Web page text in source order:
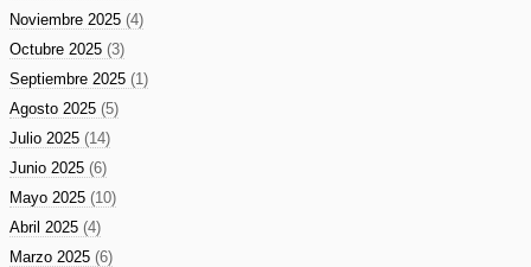
Noviembre 2025 (4)
Octubre 2025 (3)
Septiembre 2025 (1)
Agosto 2025 (5)
Julio 2025 (14)
Junio 2025 (6)
Mayo 2025 (10)
Abril 2025 (4)
Marzo 2025 (6)